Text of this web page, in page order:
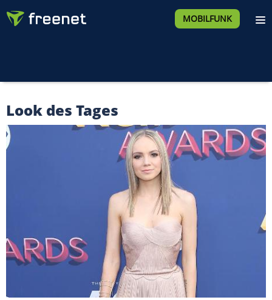
MOBILFUNK
Look des Tages